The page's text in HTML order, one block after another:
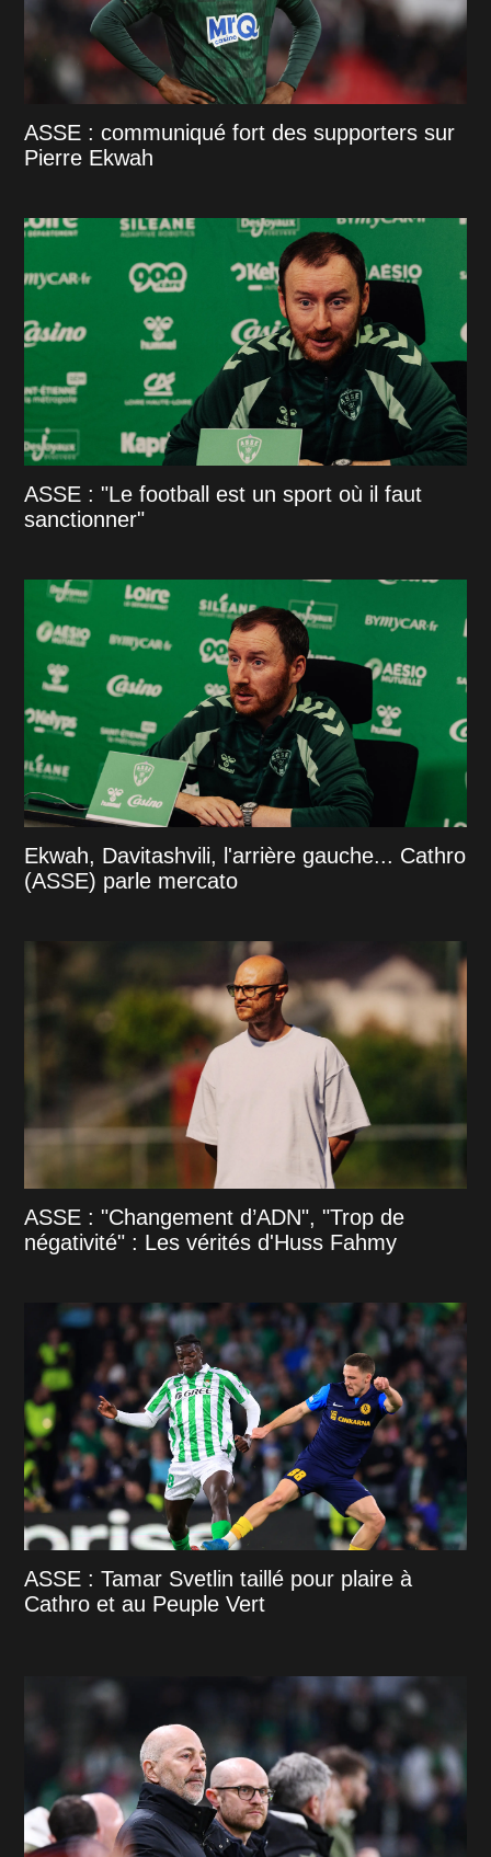
ASSE : communiqué fort des supporters sur
Pierre Ekwah
ASSE : "Le football est un sport où il faut
sanctionner"
Ekwah, Davitashvili, l'arrière gauche... Cathro
(ASSE) parle mercato
ASSE : "Changement d’ADN", "Trop de
négativité" : Les vérités d'Huss Fahmy
ASSE : Tamar Svetlin taillé pour plaire à
Cathro et au Peuple Vert